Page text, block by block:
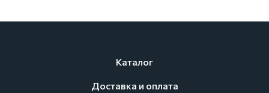
Каталог
Доставка и оплата